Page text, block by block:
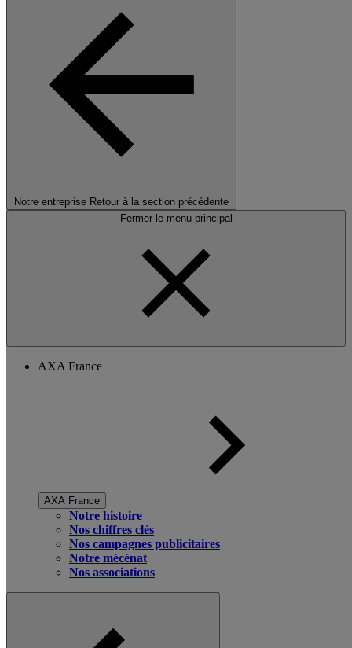
Notre entreprise Retour à la section précédente
Fermer le menu principal
AXA France
AXA France
Notre histoire
Nos chiffres clés
Nos campagnes publicitaires
Notre mécénat
Nos associations